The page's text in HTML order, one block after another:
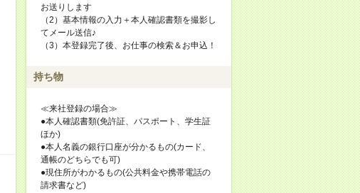
お送りします
（2）基本情報の入力＋本人確認書類を撮影し
てメール送信♪
（3）本登録完了後、お仕事の検索＆お申込！
持ち物
≪来社登録の場合≫
●本人確認書類(免許証、パスポート、学生証
ほか)
●本人名義の銀行口座が分かるもの(カード、
通帳のどちらでも可)
●現住所がわかるもの(公共料金や携帯電話の
請求書など)